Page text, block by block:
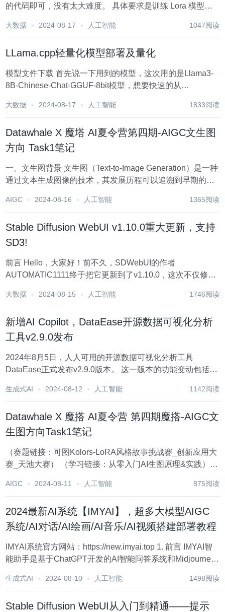
的代码即可，没有太大难度。 具体要求是训练 Lora 模型，
事，需要一定的“写小作文”能力。 二、代码解析 下载数据集
大数据 2024-08-17 人工智能 1047阅读
LLama.cpp轻量化模型部署及量化
模型文件下载 首先说一下用到的模型，这次用的是Llama3-
8B-Chinese-Chat-GGUF-8bit模型，想要快速的从
huggingface更快的下载模型 1.准备模型文件...
大数据 2024-08-17 人工智能 1833阅读
Datawhale X 魔塔 AI夏令营第四期-AIGC文生图
方向 Task1笔记
一、文生图背景 文生图（Text-to-Image Generation）是一种
通过文本生成图像的技术，其发展历程可以追溯到早期的计
算机视觉和图像处理的早期研究中。早期的图像生成技术主
AIGC 2024-08-16 人工智能 1365阅读
Stable Diffusion WebUI v1.10.0重大更新，支持
SD3!
前言 Hello，大家好！前不久，SDWebUI的作者
AUTOMATIC1111终于把它更新到了v1.10.0，这次不仅修复
SD3_medium.safetensors模型以及SD3_LoRA模型，同时
大数据 2024-08-15 人工智能 1746阅读
新增AI Copilot，DataEase开源数据可视化分析
工具v2.9.0发布
2024年8月5日，人人可用的开源数据可视化分析工具
DataEase正式发布v2.9.0版本。 这一版本的功能变动包括：
现即问即答，让数据分析更加直观和便捷；图表方面，对有
生成式AI 2024-08-12 人工智能 1142阅读
Datawhale X 魔搭 AI夏令营 第四期魔搭-AIGC文
生图方向Task1笔记
（赛题链接：可图Kolors-LoRA风格故事挑战赛_创新应用大
赛_天池大赛） （学习链接：‌‍​‍​​​​‬⁠‍​‬‌‌​​ ​‌​⁠​​​‌​‍​​​ ‬​​‬‬‬​​​‍​⁠​‍​从零入门AI生图原理&实践）
AIGC 2024-08-11 人工智能 875阅读
2024最新AI系统【IMYAI】，超多大模型AIGC
系统/AI对话/AI绘画/AI音乐/AI视频搭建部署教程
IMYAI系统官方网站：https://new.imyai.top 1. 前言 IMYAI智
能助手是基于ChatGPT开发的AI智能问答系统和Midjourney-
以及国内A...
生成式AI 2024-08-10 人工智能 1498阅读
Stable Diffusion WebUI从入门到精通——提示